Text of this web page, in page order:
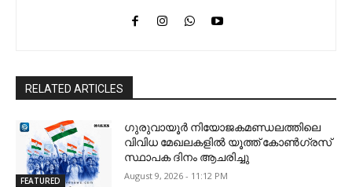
RELATED ARTICLES
FEATURED
ഗുരുവായൂർ നിയോജകമണ്ഡലത്തിലെ
വിവിധ മേഖലകളിൽ യൂത്ത് കോൺഗ്രസ്
സ്ഥാപക ദിനം ആചരിച്ചു
August 9, 2026 - 11:12 PM